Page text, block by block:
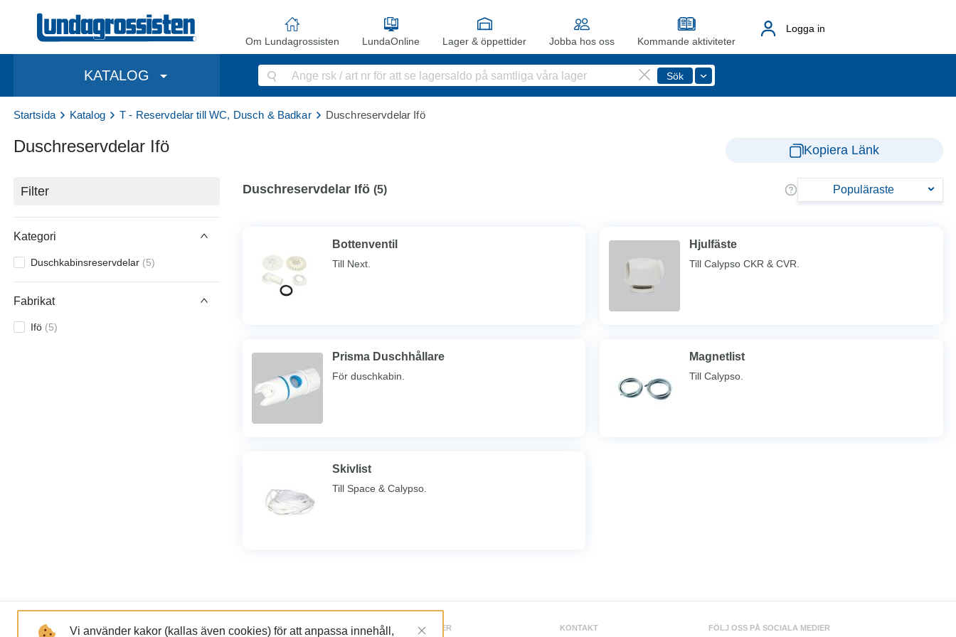
Om Lundagrossisten LundaOnline Lager & öppettider Jobba hos oss Kommande aktiviteter
Logga in
KATALOG
Startsida Katalog T - Reservdelar till WC, Dusch & Badkar Duschreservdelar Ifö
Duschreservdelar Ifö Kopiera Länk
Filter
Kategori
Duschkabinsreservdelar (5)
Fabrikat
Ifö (5)
Duschreservdelar Ifö (5) Populäraste
Bottenventil
Till Next.
Hjulfäste
Till Calypso CKR & CVR.
Prisma Duschhållare
För duschkabin.
Magnetlist
Till Calypso.
Skivlist
Till Space & Calypso.
LÄNKAR FÖRETAGET TJÄNSTER KONTAKT FÖLJ OSS PÅ SOCIALA MEDIER
Vi använder kakor (kallas även cookies) för att anpassa innehåll,